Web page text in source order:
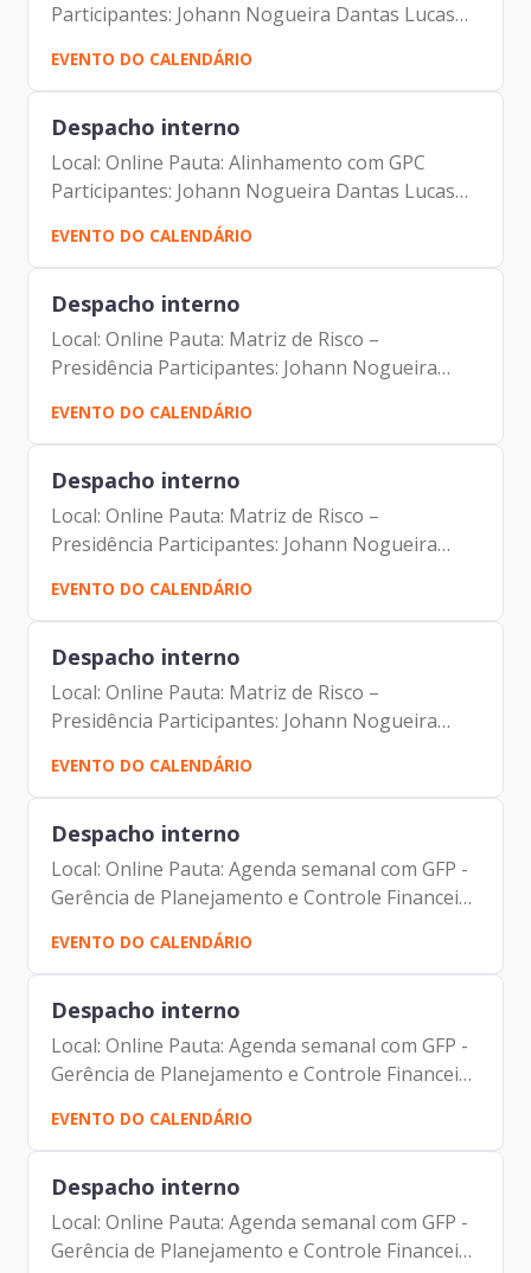
Participantes: Johann Nogueira Dantas Lucas
Campagna Filho Carlos Alberto da Silva
EVENTO DO CALENDÁRIO
Despacho interno
Local: Online Pauta: Alinhamento com GPC
Participantes: Johann Nogueira Dantas Lucas
Campagna Filho Carlos Alberto da Silva
EVENTO DO CALENDÁRIO
Despacho interno
Local: Online Pauta: Matriz de Risco –
Presidência Participantes: Johann Nogueira
Dantas Camila Cristina Murta Marcela Martins
de Mello Juliana Murta Mejias Camarotto
Simone Lereu Lacerda Penha...
EVENTO DO CALENDÁRIO
Despacho interno
Local: Online Pauta: Matriz de Risco –
Presidência Participantes: Johann Nogueira
Dantas Camila Cristina Murta Marcela Martins
de Mello Juliana Murta Mejias Camarotto
Simone Lereu Lacerda Penha...
EVENTO DO CALENDÁRIO
Despacho interno
Local: Online Pauta: Matriz de Risco –
Presidência Participantes: Johann Nogueira
Dantas Camila Cristina Murta Marcela Martins
de Mello Juliana Murta Mejias Camarotto
Simone Lereu Lacerda Penha...
EVENTO DO CALENDÁRIO
Despacho interno
Local: Online Pauta: Agenda semanal com GFP -
Gerência de Planejamento e Controle Financeiro
Participantes: Johann Nogueira Dantas Jorge
Pereira Leite Fernando Josenias V Nascimento
EVENTO DO CALENDÁRIO
Despacho interno
Local: Online Pauta: Agenda semanal com GFP -
Gerência de Planejamento e Controle Financeiro
Participantes: Johann Nogueira Dantas Jorge
Pereira Leite Fernando Josenias V Nascimento
EVENTO DO CALENDÁRIO
Despacho interno
Local: Online Pauta: Agenda semanal com GFP -
Gerência de Planejamento e Controle Financeiro